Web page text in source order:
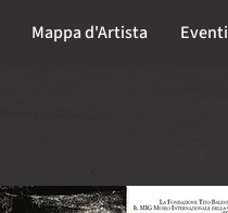
Mappa d'Artista Eventi